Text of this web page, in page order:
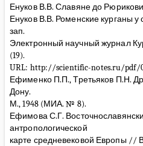
Енуков В.В. Славяне до
Енуков В.В. Роменские курганы
зап.
Электронный научный журнал
(19).
URL: http://scientific-notes.ru/pdf/
Ефименко П.П., Третьяков П.Н.
Дону.
М., 1948 (МИА. № 8).
Ефимова С.Г.
антропологической
карте средневековой Европы //